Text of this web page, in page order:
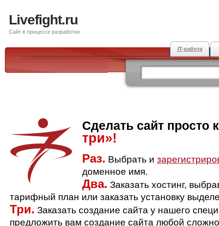
Livefight.ru
Сайт в процессе разработки
IT-работа
Сделать сайт просто
три»!
Раз. Выбрать и
доменное имя.
Два. Заказать хостинг,
тарифный план или заказать установку
Три. Заказать создание сайта у нашего
предложить вам создание сайта любой